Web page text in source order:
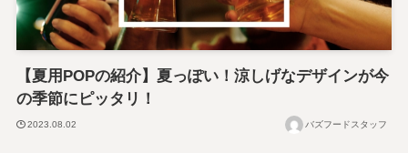
【夏用POPの紹介】夏っぽい！涼しげなデザインが今
の季節にピッタリ！
2023.08.02 バズフードスタッフ